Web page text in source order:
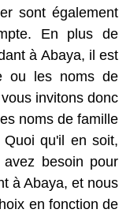
sont également
En plus de
à Abaya, il est
ou les noms de
invitons donc
noms de famille
qu'il en soit,
besoin pour
à Abaya, et nous
en fonction de